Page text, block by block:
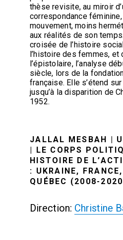
thèse revisite, au miroir
correspondance féminine,
mouvement, moins
aux réalités de son
croisée de l’histoire
l’histoire des femmes,
l’épistolaire, l’analyse
siècle, lors de la
française. Elle s’étend
jusqu’à la disparition de
1952.
JALLAL MESBAH |
| LE CORPS
HISTOIRE DE
: UKRAINE,
QUÉBEC (2008-
Direction: Christine